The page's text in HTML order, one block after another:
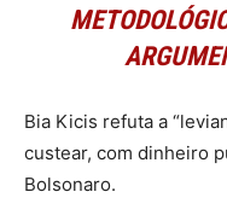
Bia Kicis refuta a
custear, com dinheiro
Bolsonaro.